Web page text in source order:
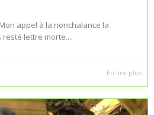
appel à la nonchalance la
resté lettre morte....
En lire plus